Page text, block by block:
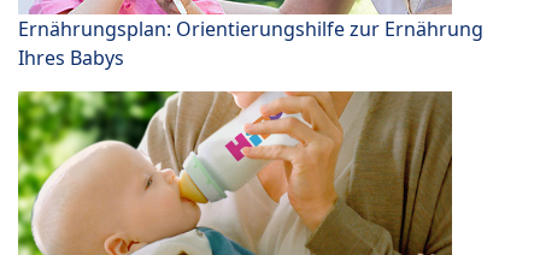
Ernährungsplan: Orientierungshilfe zur Ernährung
Ihres Babys